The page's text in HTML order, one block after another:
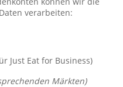
verarbeiten:
Just Eat for Business)
Märkten)